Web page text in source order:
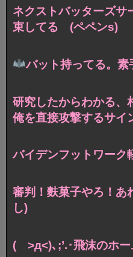
ネクストバッターズサ
束してる (ペペンs)
バット持ってる。
研究したからわかる、
俺を直接攻撃するサ
バイデンフットワー
審判！麩菓子やろ！
し)
( >д<)､;’.･飛沫のホ